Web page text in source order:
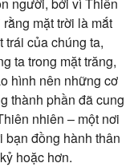
mặt trời là mắt
trái của chúng ta,
ta trong mặt trăng,
hình nên những cơ
thành phần đã cung
nhiên – một nơi
bạn đồng hành thân
hoặc hơn.